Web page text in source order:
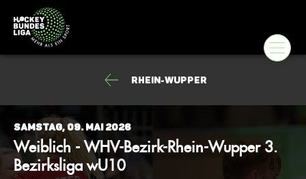
Rhein-Wupper
Samstag, 09. Mai 2026
Weiblich - WHV-Bezirk-Rhein-Wupper 3.
Bezirksliga wU10